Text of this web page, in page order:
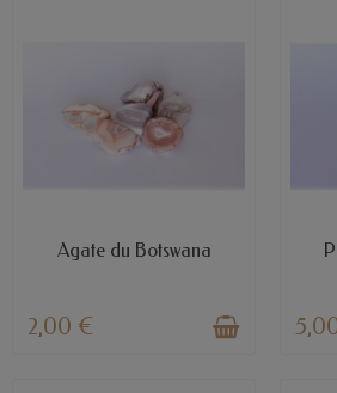
EN STOCK
Agate du Botswana
2,00 €